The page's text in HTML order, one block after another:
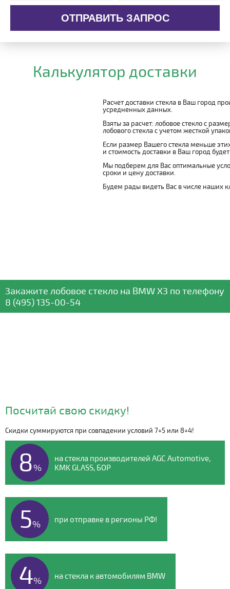
ОТПРАВИТЬ ЗАПРОС
Калькулятор доставки
Расчет доставки стекла в Ваш город
усредненных данных.
Взяты за расчет: лобовое стекло с
лобового стекла с учетом жесткой
Если размер Вашего стекла меньше
и стоимость доставки в Ваш город
Мы подберем для Вас оптимальные
сроки и цену доставки.
Будем рады видеть Вас в числе наших
Закажите лобовое стекло на BMW X3 по телефону
8 (495) 135-00-54
Видео о компании
Посчитай свою скидку!
Скидки суммируются при совпадении условий 7+5 или 8+4!
8%
на стекла производителей AGC Automotive,
KMK GLASS, БОР
5% при отправке в регионы РФ!
4% на стекла к автомобилям BMW